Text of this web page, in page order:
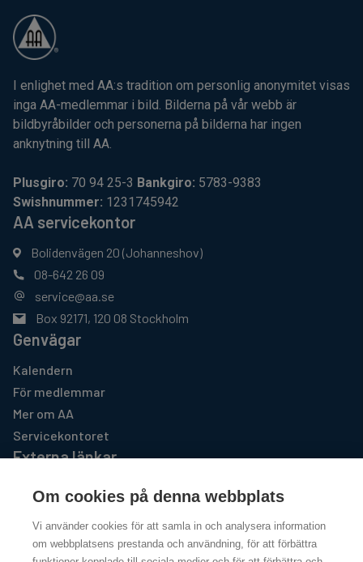
I enlighet med AA:s tradition om personlig anonymitet visas
inga AA-medlemmar i bild. Bilderna på vår webb är
bildbyråbilder och personerna på bilderna har ingen
anknytning till AA.
Plusgiro: 70 94 25-3 Bankgiro: 5783-9383
Swishnummer: 1231745942
AA servicekontor
Bolidenvägen 20 (Johanneshov)
08-642 26 09
service@aa.se
Box 92171, 120 08 Stockholm
Genvägar
Kalendern
För medlemmar
Mer om AA
Servicekontoret
Externa länkar
AA GSO USA
Al-Anon Familjegrupper
http://www.al-anon.se
Om cookies på denna webbplats
Vi använder cookies för att samla in och analysera information
om webbplatsens prestanda och användning, för att förbättra